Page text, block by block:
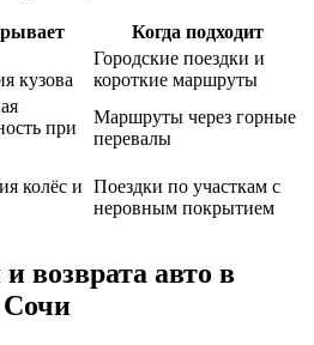
Когда подходит
кузова
Городские поездки и
короткие маршруты
при
Маршруты через горные
перевалы
колёс и Поездки по участкам с
неровным покрытием
возврата авто в
Сочи